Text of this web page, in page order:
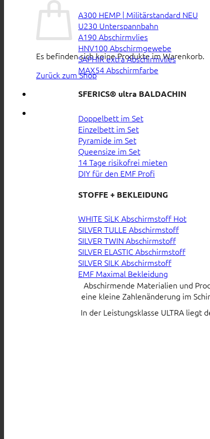
Es befinden sich keine Produkte im Warenkorb.
Zurück zum Shop
A300 HEMP | Militärstandard
U230 Unterspannbahn
A190 Abschirmvlies
HNV100 Abschirmgewebe
SAPHIR extra Abschirmvlies
MAX54 Abschirmfarbe
SFERICS® ultra BALDACHIN
Doppelbett im Set
Einzelbett im Set
Pyramide im Set
Queensize im Set
14 Tage risikofrei mieten
DIY für den EMF Profi
STOFFE + BEKLEIDUNG
WHITE SiLK Abschirmstoff
SILVER TULLE Abschirmstoff
SILVER TWIN Abschirmstoff
SILVER ELASTIC Abschirmstoff
SILVER SILK Abschirmstoff
EMF Maximal Bekleidung
Abschirmende Materialien und
eine kleine Zahlenänderung im
In der Leistungsklasse ULTRA liegt